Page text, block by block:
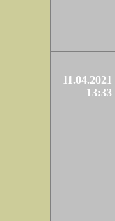
11.04.2021
13:33